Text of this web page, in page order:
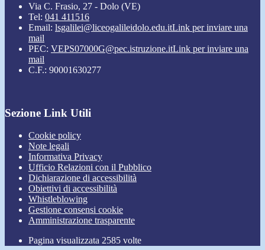
Via C. Frasio, 27 - Dolo (VE)
Tel: 041 411516
Email: lsgalilei@liceogalileidolo.edu.itLink per inviare una
mail
PEC: VEPS07000G@pec.istruzione.itLink per inviare una
mail
C.F.: 90001630277
Sezione Link Utili
Cookie policy
Note legali
Informativa Privacy
Ufficio Relazioni con il Pubblico
Dichiarazione di accessibilità
Obiettivi di accessibilità
Whistleblowing
Gestione consensi cookie
Amministrazione trasparente
Pagina visualizzata 2585 volte